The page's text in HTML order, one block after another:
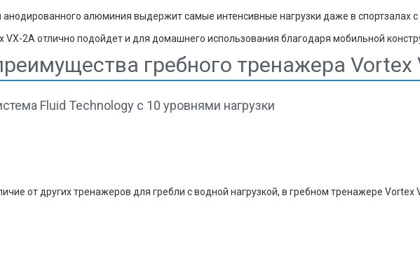
анодированного алюминия выдержит самые интенсивные нагрузки даже в спортзалах
VX-2А отлично подойдет и для домашнего использования благодаря мобильной
гребного тренажера Vortex
Fluid Technology c 10 уровнями нагрузки
от других тренажеров для гребли с водной нагрузкой, в гребном тренажере